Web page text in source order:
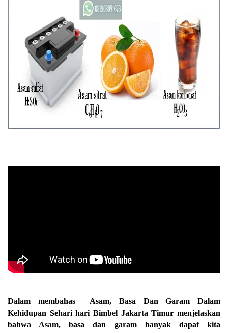
Dalam membahas Asam, Basa Dan Garam Dalam
Kehidupan Sehari hari Bimbel Jakarta Timur menjelaskan
bahwa Asam, basa dan garam banyak dapat kita